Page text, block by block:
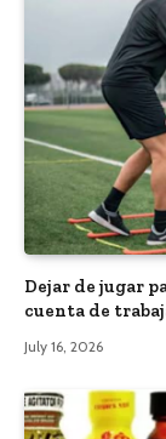
Dejar de jugar
cuenta de
July 16, 2026